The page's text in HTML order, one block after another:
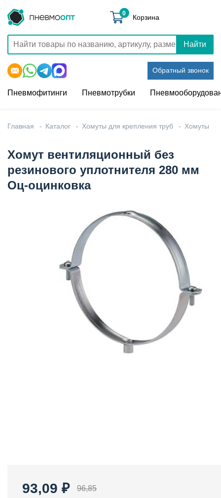
Найти
Обратный звонок
0 Корзина
Пневмофитинги Пневмотрубки
Главная Каталог Хомуты для крепления труб Хомуты
Хомут вентиляционный без
резинового уплотнителя 280 мм
Оц-оцинковка
93,09 ₽ 96,85